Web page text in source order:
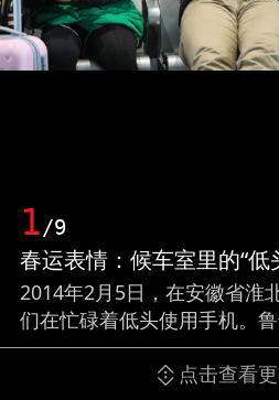
1/9
春运表情：候车室里的“低
2014年2月5日，在安徽省淮
们在忙碌着低头使用手机。
点击查看